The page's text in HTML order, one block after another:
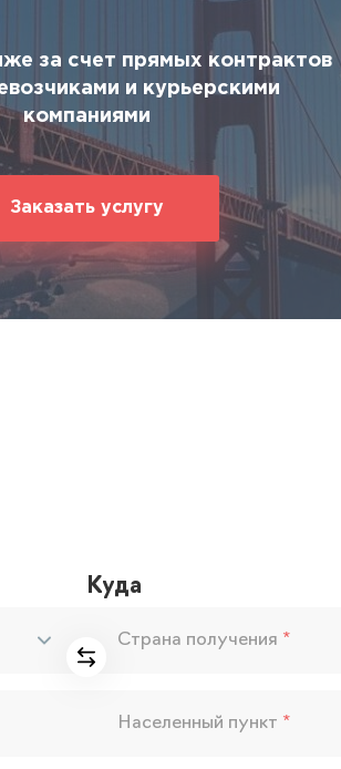
за счет прямых контрактов
и курьерскими
компаниями
Заказать услугу
Куда
Страна получения *
Населенный пункт *